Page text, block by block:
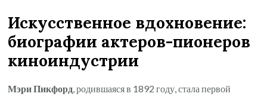
Искусственное вдохновение:
биографии актеров-пионеров
киноиндустрии
Мэри Пикфорд, родившаяся в 1892 году, стала первой